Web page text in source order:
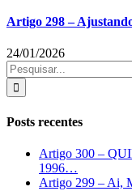
Artigo 298 –
24/01/2026
Buscar
resultados
para:
Posts recentes
Artigo 300 –
1996…
Artigo 299 – Ai,